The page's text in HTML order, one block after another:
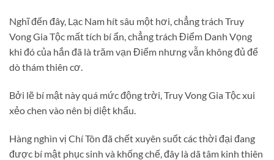
Nghĩ đến đây, Lạc Nam hít sâu một hơi, chẳng trách Truy
Vong Gia Tộc mất tích bí ẩn, chẳng trách Điểm Danh Vọng
khi đó của hắn đã là trăm vạn Điểm nhưng vẫn không đủ để
dò thám thiên cơ.
Bởi lẽ bí mật này quá mức động trời, Truy Vong Gia Tộc xui
xẻo chen vào nên bị diệt khẩu.
Hàng nghìn vị Chí Tôn đã chết xuyên suốt các thời đại đang
được bí mật phục sinh và khống chế, đây là dã tâm kinh thiên